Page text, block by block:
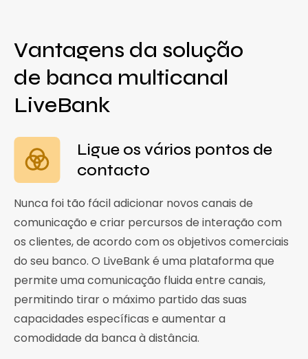
Vantagens da solução
de banca multicanal
LiveBank
Ligue os vários pontos de
contacto
Nunca foi tão fácil adicionar novos canais de
comunicação e criar percursos de interação com
os clientes, de acordo com os objetivos comerciais
do seu banco. O LiveBank é uma plataforma que
permite uma comunicação fluida entre canais,
permitindo tirar o máximo partido das suas
capacidades específicas e aumentar a
comodidade da banca à distância.